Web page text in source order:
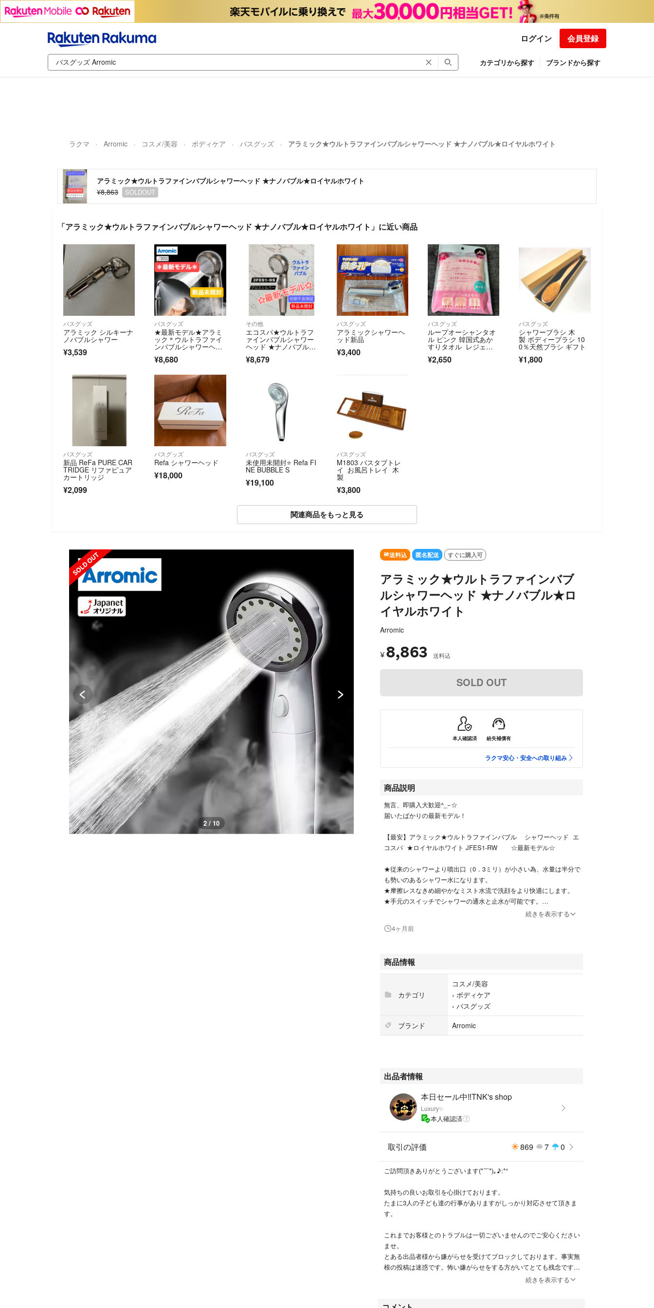
ログイン 会員登録
カテゴリから探す ブランドから探す
ラクマ Arromic コスメ/美容 ボディケア バスグッズ アラミック★ウルトラファインバブルシャワーヘッド ★ナノバブル★ロイヤルホワイト
アラミック★ウルトラファインバブルシャワーヘッド ★ナノバブル★ロイヤルホワイト
¥8,863
SOLDOUT
「アラミック★ウルトラファインバブルシャワーヘッド ★ナノバブル★ロイヤルホワイト」に近い商品
バスグッズ
アラミック シルキーナ
ノバブルシャワー
¥3,539
バスグッズ
★最新モデル★アラミ
ック＊ウルトラファイ
ンバブルシャワーヘッ
ドエコスパ＊シルバー
¥8,680
その他
エコスパ★ウルトラフ
ァインバブルシャワー
ヘッド ★ナノバブル★
グロスシルバー最安
¥8,679
バスグッズ
アラミックシャワーヘ
ッド新品
¥3,400
バスグッズ
ループオーシャンタオ
ル ピンク 韓国式あか
すりタオル レジェン
ド松下
¥2,650
バスグッズ
シャワーブラシ 木
製 ボディーブラシ 10
0％天然ブラシ ギフト
¥1,800
バスグッズ
新品 ReFa PURE CAR
TRIDGE リファピュア
カートリッジ
¥2,099
バスグッズ
Refa シャワーヘッド
¥18,000
バスグッズ
未使用未開封⭐️ Refa FI
NE BUBBLE S
¥19,100
バスグッズ
M1803 バスタブトレ
イ お風呂トレイ 木
製
¥3,800
関連商品をもっと見る
SOLD OUT
3 / 10
送料込 匿名配送 すぐに購入可
アラミック★ウルトラファインバブ
ルシャワーヘッド ★ナノバブル★ロ
イヤルホワイト
Arromic
¥ 8,863 送料込
SOLD OUT
本人確認済 紛失補償有
ラクマ安心・安全への取り組み
商品説明
無言、即購入大歓迎^_−☆
届いたばかりの最新モデル！
【最安】アラミック★ウルトラファインバブル シャワーヘッド エ
コスパ ★ロイヤルホワイト JFES1-RW ☆最新モデル☆
★従来のシャワーより噴出口（0．3ミリ）が小さい為、水量は半分で
も勢いのあるシャワー水になります。
★摩擦レスなきめ細やかなミスト水流で洗顔をより快適にします。
★手元のスイッチでシャワーの通水と止水が可能です。
★流線形で洗練されたデザインで、浴室の高級感をアップさせます。
★仕様
生産国日本
外形寸法（幅×奥×高）mm約85×58×253ｍｍ
備考
※ジャパネットオリジナル
★付属品
プチプチで簡易梱包して発送させて頂きますm(*_ _)m
アラミックナノバブル
ファインバブル
シャワーヘッド
続きを表示する
4ヶ月前
商品情報
カテゴリ
コスメ/美容
› ボディケア
› バスグッズ
ブランド
Arromic
出品者情報
本日セール中‼︎TNK's shop
Luxury✨️
本人確認済
取引の評価 869 7 0
ご訪問頂きありがとうございます(*ˊ˘ˋ*)｡♪:*°
気持ちの良いお取引を心掛けております。
たまに3人の子ども達の行事がありますがしっかり対応させて頂きま
す。
これまでお客様とのトラブルは一切ございませんのでご安心ください
ませ。
とある出品者様から嫌がらせを受けてブロックしております。事実無
根の投稿は迷惑です。怖い嫌がらせをする方がいてとても残念です。
事務局にも通報しております。(smile)中国人通報中!!続きを表示する